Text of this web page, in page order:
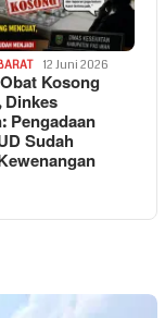
12 Juni 2026
Kosong
Dinkes
Pengadaan
Sudah